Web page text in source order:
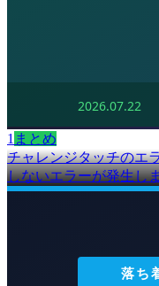
1 まとめ
チャレンジタッチのエ
しないエラーが発生し
きません」